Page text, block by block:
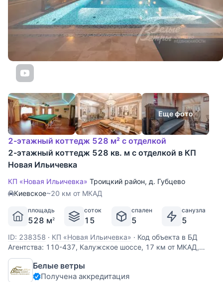
Еще фото
2-этажный коттедж 528 м² с отделкой
2-этажный коттедж 528 кв. м с отделкой в КП
Новая Ильичевка
КП «Новая Ильичевка» Троицкий район, д. Губцево
Киевское~20 км от МКАД
площадь
528 м2
соток
15
спален
5
санузла
5
ID: 238358 · КП «Новая Ильичевка» · Код объекта в БД
Агентства: 110-437, Калужское шоссе, 17 км от МКАД,
Ильичевка к/п (Ильичевка). Красивый проект дома в
европейском стиле, облицован немецким клинкерным
кирпичом. На шикарном участке с множеством лесных
Белые ветры
Получена аккредитация